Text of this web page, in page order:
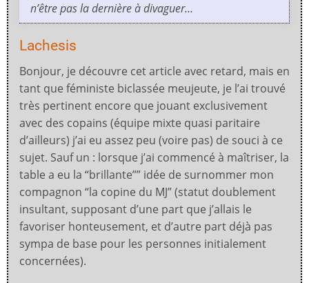
n’être pas la dernière à divaguer…
Lachesis
Bonjour, je découvre cet article avec retard, mais en
tant que féministe biclassée meujeute, je l’ai trouvé
très pertinent encore que jouant exclusivement
avec des copains (équipe mixte quasi paritaire
d’ailleurs) j’ai eu assez peu (voire pas) de souci à ce
sujet. Sauf un : lorsque j’ai commencé à maîtriser, la
table a eu la “brillante”” idée de surnommer mon
compagnon “la copine du MJ” (statut doublement
insultant, supposant d’une part que j’allais le
favoriser honteusement, et d’autre part déjà pas
sympa de base pour les personnes initialement
concernées).